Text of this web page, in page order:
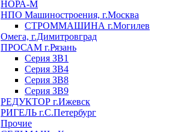
НОРА-М
НПО Машиностроения, г.Москва
СТРОММАШИНА г.Могилев
Омега, г.Димитровград
ПРОСАМ г.Рязань
Серия ЗВ1
Серия ЗВ4
Серия ЗВ8
Серия ЗВ9
РЕДУКТОР г.Ижевск
РИГЕЛЬ г.С.Петербург
Прочие